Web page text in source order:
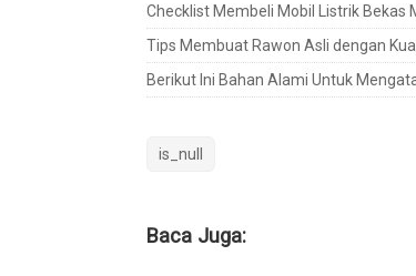
Checklist Membeli Mobil Listrik Bekas
Tips Membuat Rawon Asli dengan
Berikut Ini Bahan Alami Untuk
is_null
Baca Juga: